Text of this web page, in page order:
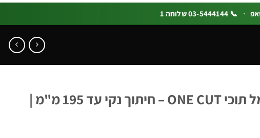
· 📞 03-5444144 שלוחה 1
חותך כבל חשמל תוכי ONE CUT – חיתוך נקי עד 195 מ"מ |